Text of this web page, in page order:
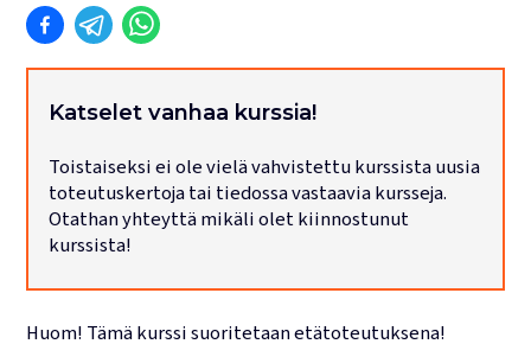
Tilat ja majoitus
Majoituspalvelut
Tarjoilut ja ruokailut
Leirit
Lukujärjestykset
Katselet vanhaa kurssia!
Toistaiseksi ei ole vielä vahvistettu kurssista uusia
toteutuskertoja tai tiedossa vastaavia kursseja.
Otathan yhteyttä mikäli olet kiinnostunut
kurssista!
Huom! Tämä kurssi suoritetaan etätoteutuksena!